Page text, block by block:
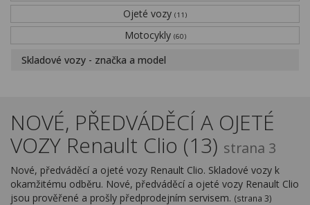
Financování
Novinky
Kontakty
Ojeté vozy (11)
Motocykly (60)
Skladové vozy - značka a model
NOVÉ, PŘEDVÁDĚCÍ A OJETÉ
VOZY Renault Clio (13) strana 3
Nové, předváděcí a ojeté vozy Renault Clio. Skladové vozy k
okamžitému odběru. Nové, předváděcí a ojeté vozy Renault Clio
jsou prověřené a prošly předprodejním servisem. (strana 3)